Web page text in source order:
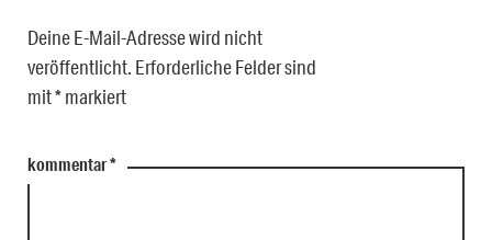
Deine E-Mail-Adresse wird nicht
veröffentlicht. Erforderliche Felder sind
mit*markiert
kommentar*